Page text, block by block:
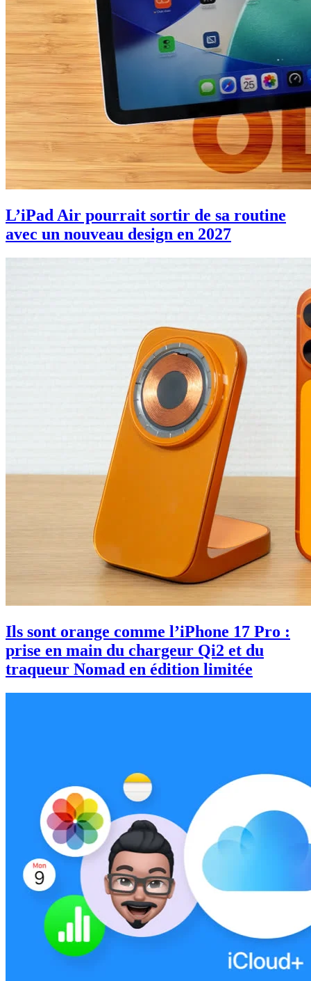
L’iPad Air pourrait sortir de sa routine
avec un nouveau design en 2027
Ils sont orange comme l’iPhone 17 Pro :
prise en main du chargeur Qi2 et du
traqueur Nomad en édition limitée